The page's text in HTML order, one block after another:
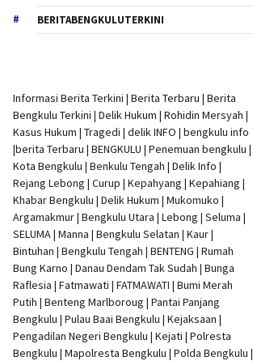
BERITABENGKULUTERKINI
Informasi Berita Terkini |Berita Terbaru |Berita
Bengkulu Terkini |Delik Hukum |Rohidin Mersyah |
Kasus Hukum |Tragedi | delik INFO |bengkulu info
|berita Terbaru | BENGKULU |Penemuan bengkulu |
Kota Bengkulu | Benkulu Tengah |Delik Info |
Rejang Lebong | Curup | Kepahyang | Kepahiang |
Khabar Bengkulu |Delik Hukum | Mukomuko |
Argamakmur | Bengkulu Utara | Lebong | Seluma |
SELUMA | Manna | Bengkulu Selatan | Kaur |
Bintuhan | Bengkulu Tengah | BENTENG | Rumah
Bung Karno | Danau Dendam Tak Sudah | Bunga
Raflesia | Fatmawati | FATMAWATI | Bumi Merah
Putih | Benteng Marlboroug | Pantai Panjang
Bengkulu | Pulau Baai Bengkulu | Kejaksaan |
Pengadilan Negeri Bengkulu | Kejati |Polresta
Bengkulu |Mapolresta Bengkulu | Polda Bengkulu |